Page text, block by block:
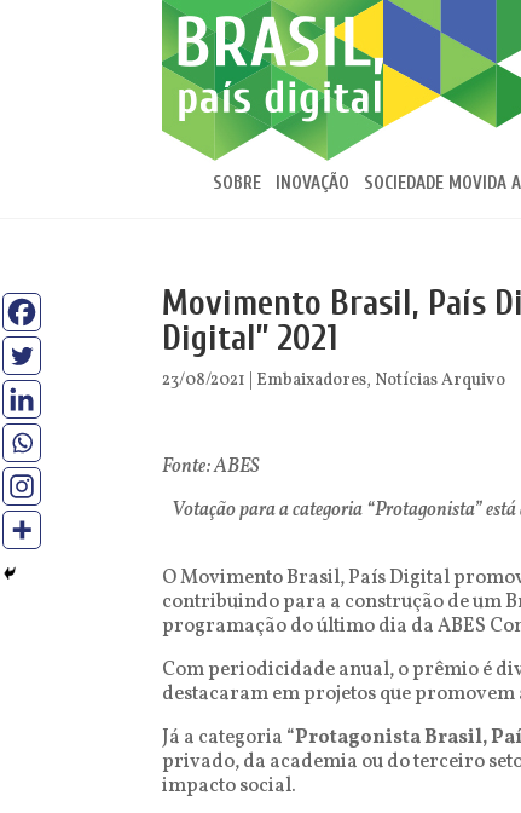
SOBRE INOVAÇÃO SOCIEDADE MOVIDA
Movimento Brasil, País
Digital” 2021
23/08/2021 Embaixadores, Notícias Arquivo
Fonte: ABES
Votação para a categoria “Protagonista”
O Movimento Brasil, País Digital
contribuindo para a construção de um
programação do último dia da ABES
Com periodicidade anual, o prêmio é
destacaram em projetos que
Já a categoria “Protagonista Brasil,
privado, da academia ou do terceiro
impacto social.